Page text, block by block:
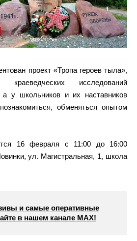
проект «Тропа героев тыла»,
краеведческих исследований
а у школьников и их наставников
обменяться опытом
16 февраля с 11:00 до 16:00
ул. Магистральная, 1, школа
и самые оперативные
в нашем канале МАХ!